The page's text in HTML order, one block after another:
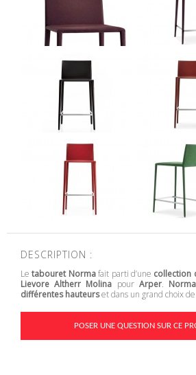
DESCRIPTION :
Letabouret Normafait parti d’une collection
Lievore Altherr Molina pour Arper. Norma
différentes hauteurset dans un grand choix
POSER UNE QUESTION SUR CE